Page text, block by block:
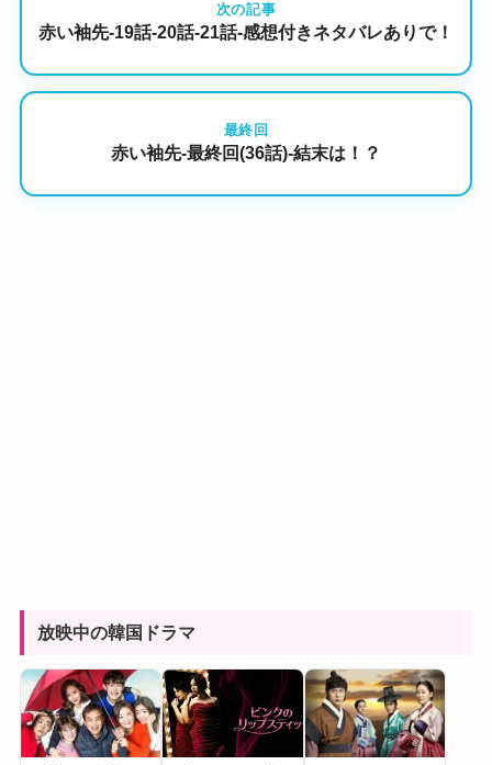
次の記事
赤い袖先-19話-20話-21話-感想付きネタバレありで！
最終回
赤い袖先-最終回(36話)-結末は！？
放映中の韓国ドラマ